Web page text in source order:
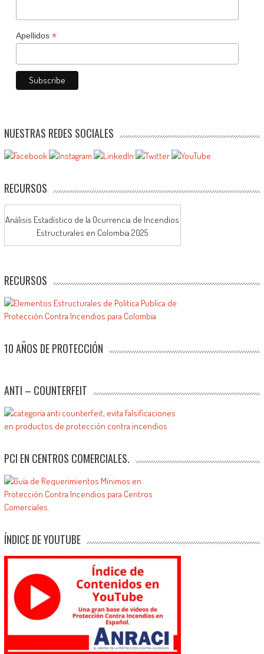
Apellidos *
NUESTRAS REDES SOCIALES
RECURSOS
Análisis Estadístico de la Ocurrencia de Incendios
Estructurales en Colombia 2025
RECURSOS
10 AÑOS DE PROTECCIÓN
ANTI – COUNTERFEIT
PCI EN CENTROS COMERCIALES.
ÍNDICE DE YOUTUBE